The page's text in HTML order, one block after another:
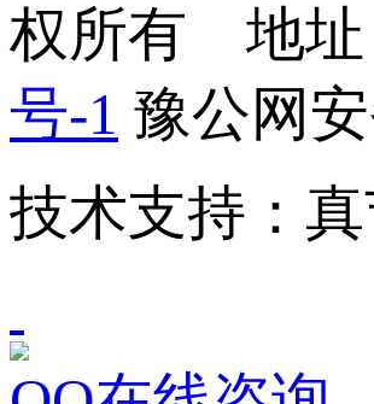
权所有 地址
号-1 豫公网
技术支持：